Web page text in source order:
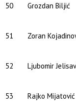
50 Grozdan Biljić
51 Zoran
52 Ljubomir
53 Rajko Mijatović